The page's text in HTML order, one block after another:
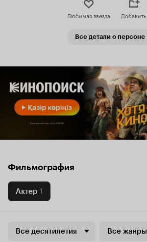
Любимая звезда Добавить
Все детали о персоне
Фильмография
Актер 1
Все десятилетия Все жанры